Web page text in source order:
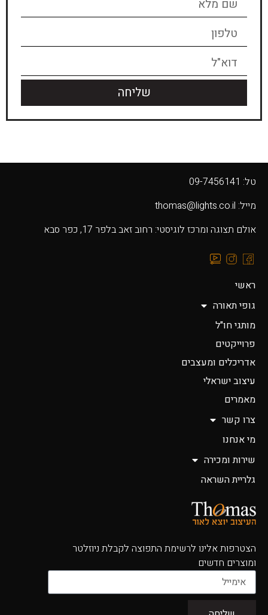
שליחה
טל: 09-7456141
מייל: thomas@lights.co.il‬
אולם תצוגה ומרכז לוגיסטי: רחוב זאב בלפר 17, כפר סבא
ראשי
גופי תאורה
מותגי חו"ל
פרוייקטים
אדריכלים ומעצבים
עיצוב ישראלי
מאמרים
צרו קשר
מי אנחנו
שירות ומכירה
גלריית השראה
הצטרפות אלינו לרשימת התפוצה לקבלת ניוזלטר
ומוצרים חדשים